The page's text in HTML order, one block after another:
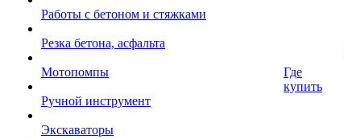
Работы с бетоном и стяжками
Резка бетона, асфальта
Мотопомпы
Ручной инструмент
Экскаваторы
Где
купить